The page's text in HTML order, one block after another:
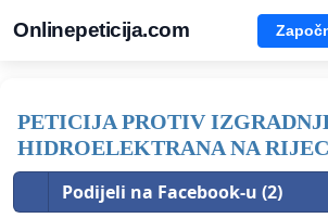
Onlinepeticija.com
PETICIJA PROTIV
HIDROELEKTRANA NA
Podijeli na Facebook-u (2)